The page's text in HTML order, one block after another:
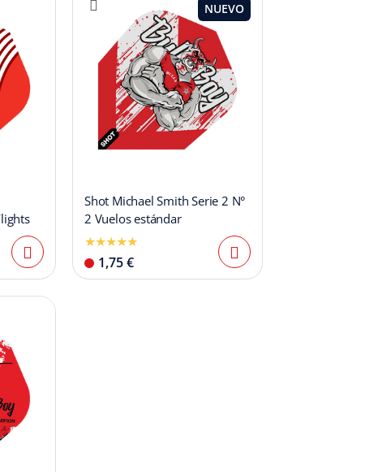
NUEVO
Shot Michael Smith Serie 2 N°
2 Vuelos estándar
1,75 €